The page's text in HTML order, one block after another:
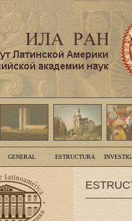
GENERAL ESTRUCTURA